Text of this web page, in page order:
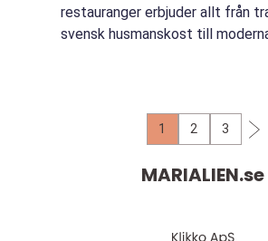
restauranger erbjuder allt från
svensk husmanskost till
1 2 3
MARIALIEN.se